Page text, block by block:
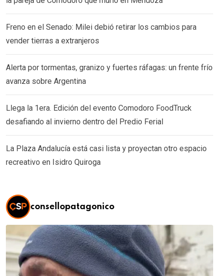
Freno en el Senado: Milei debió retirar los cambios para
vender tierras a extranjeros
Alerta por tormentas, granizo y fuertes ráfagas: un frente frío
avanza sobre Argentina
Llega la 1era. Edición del evento Comodoro FoodTruck
desafiando al invierno dentro del Predio Ferial
La Plaza Andalucía está casi lista y proyectan otro espacio
recreativo en Isidro Quiroga
consellopatagonico